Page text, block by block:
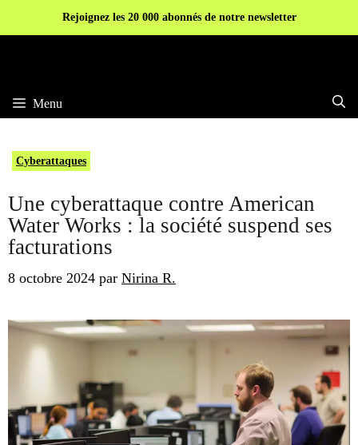
Rejoignez les 20 000 abonnés de notre newsletter
Menu
Cyberattaques
Une cyberattaque contre American
Water Works : la société suspend ses
facturations
8 octobre 2024 par Nirina R.